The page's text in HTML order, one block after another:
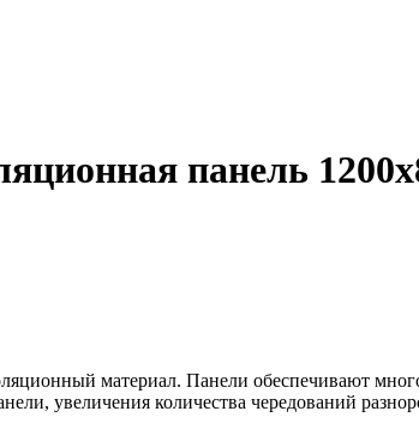
панель
материал. Панели обеспечивают
увеличения количества чередований